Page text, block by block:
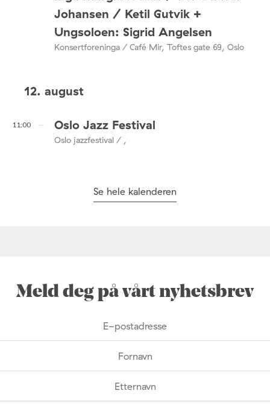
Johansen / Ketil Gutvik +
Ungsoloen: Sigrid Angelsen
Konsertforeninga / Café Mir, Toftes gate 69, Oslo
12. august
11:00 Oslo Jazz Festival
Oslo jazzfestival / ,
Se hele kalenderen
Meld deg på vårt nyhetsbrev